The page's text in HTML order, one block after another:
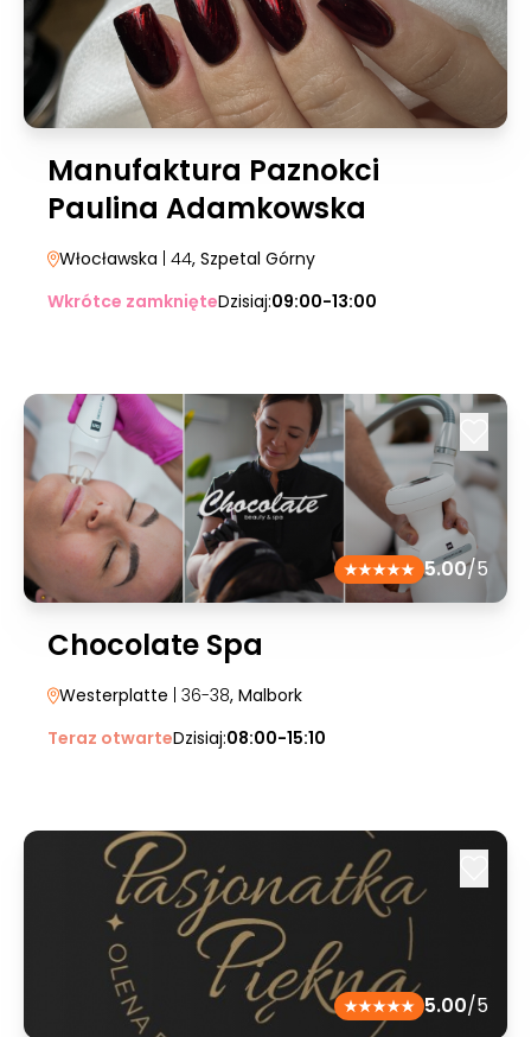
Manufaktura Paznokci
Paulina Adamkowska
Włocławska | 44, Szpetal Górny
Wkrótce zamknięteDzisiaj:09:00-13:00
5.00/5
Chocolate Spa
Westerplatte | 36-38, Malbork
Teraz otwarteDzisiaj:08:00-15:10
5.00/5